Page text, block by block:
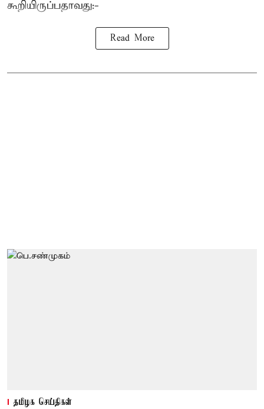
கூறியிருப்பதாவது:-
Read More
தமிழக செய்திகள்